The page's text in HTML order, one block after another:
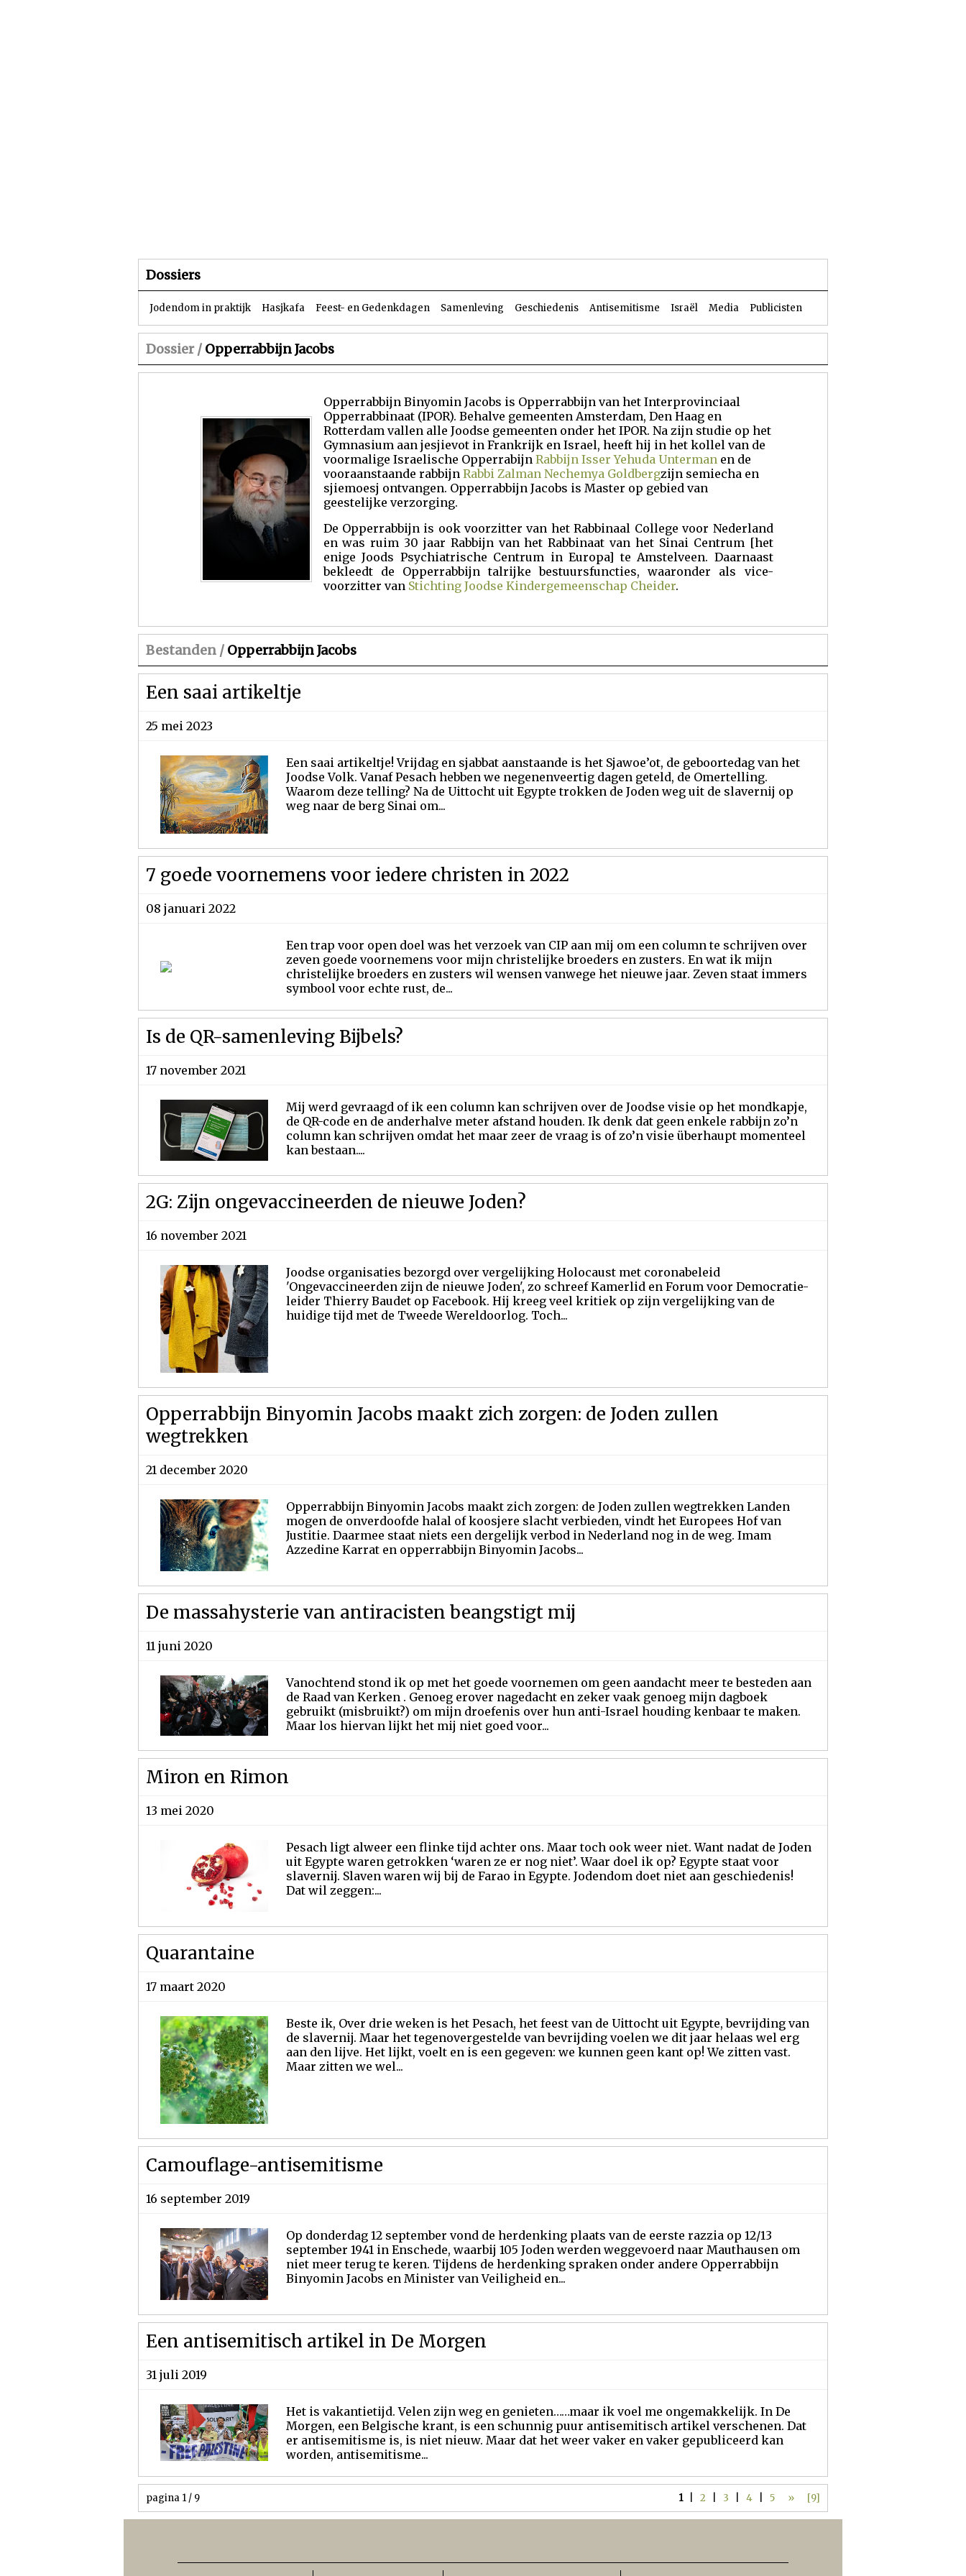
Dossiers
Jodendom in praktijk Hasjkafa Feest- en Gedenkdagen Samenleving Geschiedenis Antisemitisme Israël Media Publicisten
Dossier / Opperrabbijn Jacobs
Opperrabbijn Binyomin Jacobs is Opperrabbijn van het Interprovinciaal
Opperrabbinaat (IPOR). Behalve gemeenten Amsterdam, Den Haag en
Rotterdam vallen alle Joodse gemeenten onder het IPOR. Na zijn studie op het
Gymnasium aan jesjievot in Frankrijk en Israel, heeft hij in het kollel van de
voormalige Israelische Opperrabijn Rabbijn Isser Yehuda Untermanen de
vooraanstaande rabbijn Rabbi Zalman Nechemya Goldbergzijn semiecha en
sjiemoesj ontvangen. Opperrabbijn Jacobs is Master op gebied van
geestelijke verzorging.
De Opperrabbijn is ook voorzitter van het Rabbinaal College voor Nederland
en was ruim 30 jaar Rabbijn van het Rabbinaat van het Sinai Centrum [het
enige Joods Psychiatrische Centrum in Europa] te Amstelveen. Daarnaast
bekleedt de Opperrabbijn talrijke bestuursfuncties, waaronder als vice-
voorzitter van Stichting Joodse Kindergemeenschap Cheider.
Bestanden / Opperrabbijn Jacobs
Een saai artikeltje
25 mei 2023
Een saai artikeltje! Vrijdag en sjabbat aanstaande is het Sjawoe’ot, de geboortedag van het
Joodse Volk. Vanaf Pesach hebben we negenenveertig dagen geteld, de Omertelling.
Waarom deze telling? Na de Uittocht uit Egypte trokken de Joden weg uit de slavernij op
weg naar de berg Sinai om...
7 goede voornemens voor iedere christen in 2022
08 januari 2022
Een trap voor open doel was het verzoek van CIP aan mij om een column te schrijven over
zeven goede voornemens voor mijn christelijke broeders en zusters. En wat ik mijn
christelijke broeders en zusters wil wensen vanwege het nieuwe jaar. Zeven staat immers
symbool voor echte rust, de...
Is de QR-samenleving Bijbels?
17 november 2021
Mij werd gevraagd of ik een column kan schrijven over de Joodse visie op het mondkapje,
de QR-code en de anderhalve meter afstand houden. Ik denk dat geen enkele rabbijn zo’n
column kan schrijven omdat het maar zeer de vraag is of zo’n visie überhaupt momenteel
kan bestaan....
2G: Zijn ongevaccineerden de nieuwe Joden?
16 november 2021
Joodse organisaties bezorgd over vergelijking Holocaust met coronabeleid
'Ongevaccineerden zijn de nieuwe Joden', zo schreef Kamerlid en Forum voor Democratie-
leider Thierry Baudet op Facebook. Hij kreeg veel kritiek op zijn vergelijking van de
huidige tijd met de Tweede Wereldoorlog. Toch...
Opperrabbijn Binyomin Jacobs maakt zich zorgen: de Joden zullen
wegtrekken
21 december 2020
Opperrabbijn Binyomin Jacobs maakt zich zorgen: de Joden zullen wegtrekken Landen
mogen de onverdoofde halal of koosjere slacht verbieden, vindt het Europees Hof van
Justitie. Daarmee staat niets een dergelijk verbod in Nederland nog in de weg. Imam
Azzedine Karrat en opperrabbijn Binyomin Jacobs...
De massahysterie van antiracisten beangstigt mij
11 juni 2020
Vanochtend stond ik op met het goede voornemen om geen aandacht meer te besteden aan
de Raad van Kerken . Genoeg erover nagedacht en zeker vaak genoeg mijn dagboek
gebruikt (misbruikt?) om mijn droefenis over hun anti-Israel houding kenbaar te maken.
Maar los hiervan lijkt het mij niet goed voor...
Miron en Rimon
13 mei 2020
Pesach ligt alweer een flinke tijd achter ons. Maar toch ook weer niet. Want nadat de Joden
uit Egypte waren getrokken ‘waren ze er nog niet’. Waar doel ik op? Egypte staat voor
slavernij. Slaven waren wij bij de Farao in Egypte. Jodendom doet niet aan geschiedenis!
Dat wil zeggen:...
Quarantaine
17 maart 2020
Beste ik, Over drie weken is het Pesach, het feest van de Uittocht uit Egypte, bevrijding van
de slavernij. Maar het tegenovergestelde van bevrijding voelen we dit jaar helaas wel erg
aan den lijve. Het lijkt, voelt en is een gegeven: we kunnen geen kant op! We zitten vast.
Maar zitten we wel...
Camouflage-antisemitisme
16 september 2019
Op donderdag 12 september vond de herdenking plaats van de eerste razzia op 12/13
september 1941 in Enschede, waarbij 105 Joden werden weggevoerd naar Mauthausen om
niet meer terug te keren. Tijdens de herdenking spraken onder andere Opperrabbijn
Binyomin Jacobs en Minister van Veiligheid en...
Een antisemitisch artikel in De Morgen
31 juli 2019
Het is vakantietijd. Velen zijn weg en genieten……maar ik voel me ongemakkelijk. In De
Morgen, een Belgische krant, is een schunnig puur antisemitisch artikel verschenen. Dat
er antisemitisme is, is niet nieuw. Maar dat het weer vaker en vaker gepubliceerd kan
worden, antisemitisme...
pagina 1 / 9 1| 2 3 4 5 » [9]